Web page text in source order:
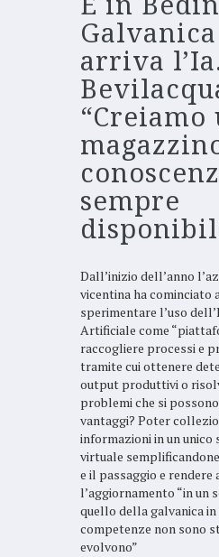
Galvanica
arriva
“Creiamo
sempre
Dall’inizio dell’anno
vicentina ha cominciato
sperimentare l’uso
Artificiale come
raccogliere processi e
tramite cui ottenere
output produttivi o
problemi che si
vantaggi? Poter
informazioni in un unico
virtuale
e il passaggio e rendere
l’aggiornamento “in un
quello della galvanica in
competenze non sono
evolvono”